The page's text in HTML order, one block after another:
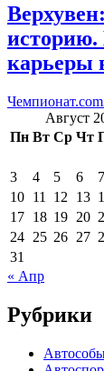
историю.
карьеры
Чемпионат.com
Август
Пн Вт Ср Чт
3
4 5 6 7
10 11 12 13
17 18 19 20
24 25 26 27
31
« Апр
Рубрики